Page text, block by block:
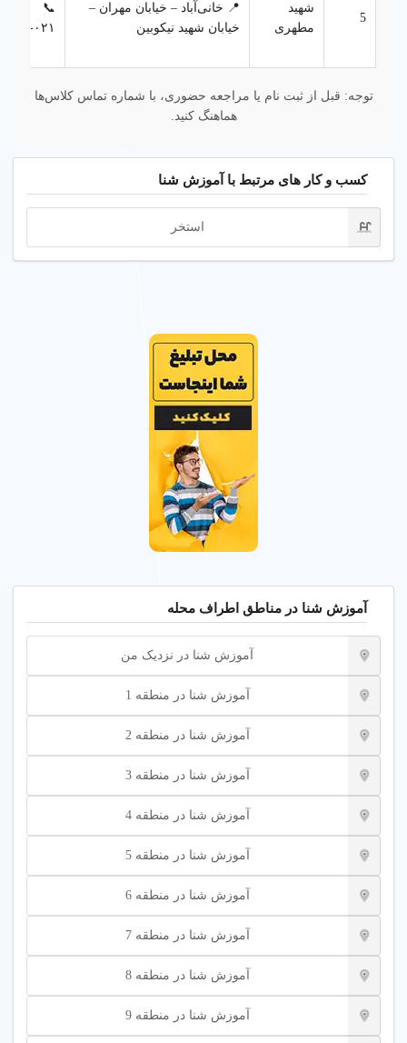
5
شهید
مطهری
📍 خانی‌آباد – خیابان مهران –
خیابان شهید نیکوبین
📞
۰۲۱‑۵۵۸۲۸۱۸۱
توجه: قبل از ثبت نام یا مراجعه حضوری، با شماره تماس کلاس‌ها
هماهنگ کنید.
کسب و کار های مرتبط با آموزش شنا
استخر
آموزش شنا در مناطق اطراف محله
آموزش شنا در نزدیک من
آموزش شنا در منطقه 1
آموزش شنا در منطقه 2
آموزش شنا در منطقه 3
آموزش شنا در منطقه 4
آموزش شنا در منطقه 5
آموزش شنا در منطقه 6
آموزش شنا در منطقه 7
آموزش شنا در منطقه 8
آموزش شنا در منطقه 9